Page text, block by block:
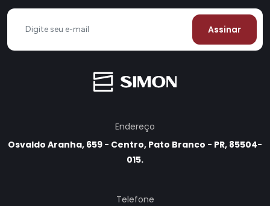
Assinar
Endereço
Osvaldo Aranha, 659 - Centro, Pato Branco - PR, 85504-
015.
Telefone